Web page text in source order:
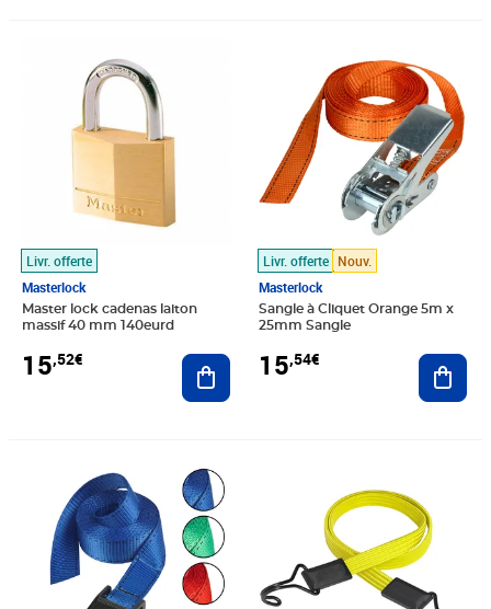
Livr. offerte
Masterlock
Master lock cadenas laiton
massif 40 mm 140eurd
15,52€ Ajouter au panier
Livr. offerte Nouv.
Masterlock
Sangle à Cliquet Orange 5m x
25mm Sangle
15,54€